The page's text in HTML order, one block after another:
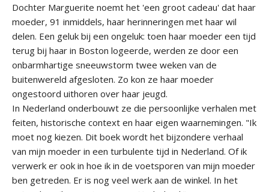
Dochter Marguerite noemt het 'een groot cadeau' dat haar
moeder, 91 inmiddels, haar herinneringen met haar wil
delen. Een geluk bij een ongeluk: toen haar moeder een tijd
terug bij haar in Boston logeerde, werden ze door een
onbarmhartige sneeuwstorm twee weken van de
buitenwereld afgesloten. Zo kon ze haar moeder
ongestoord uithoren over haar jeugd.
In Nederland onderbouwt ze die persoonlijke verhalen met
feiten, historische context en haar eigen waarnemingen. "Ik
moet nog kiezen. Dit boek wordt het bijzondere verhaal
van mijn moeder in een turbulente tijd in Nederland. Of ik
verwerk er ook in hoe ik in de voetsporen van mijn moeder
ben getreden. Er is nog veel werk aan de winkel. In het